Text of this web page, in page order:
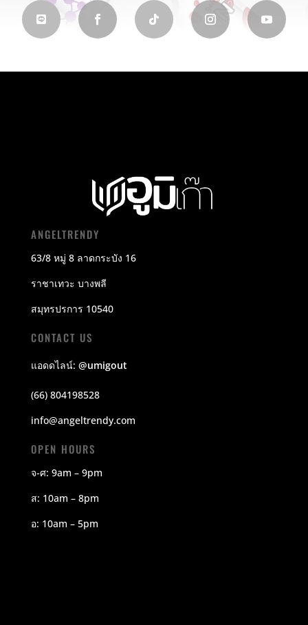
ANGELTRENDY
63/8 หมู่ 8 ลาดกระบัง 16
ราชาเทวะ บางพลี
สมุทรปรการ 10540
CONTACT US
แอดดไลน์: @umigout
(66) 804198528
info@angeltrendy.com
OPEN HOURS
จ-ศ: 9am – 9pm
ส: 10am – 8pm
อ: 10am – 5pm